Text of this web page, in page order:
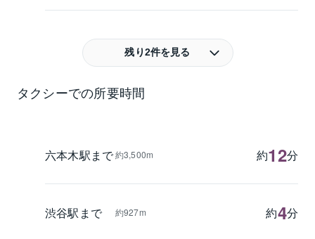
残り2件を見る
タクシーでの所要時間
六本木駅まで約3,500m 約12分
渋谷駅まで 約927m 約4分